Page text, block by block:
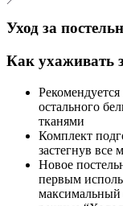
Уход за
Как ухаживать
Рекомендуется
остального
тканями
Комплект
застегнув все
Новое
первым
максимальный